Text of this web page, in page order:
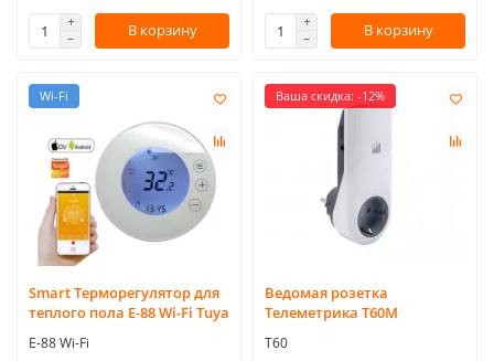
В корзину В корзину
Wi-Fi
Smart Терморегулятор для
теплого пола Е-88 Wi-Fi Tuya
E-88 Wi-Fi
Ваша скидка: -12%
Ведомая розетка
Телеметрика T60М
Т60